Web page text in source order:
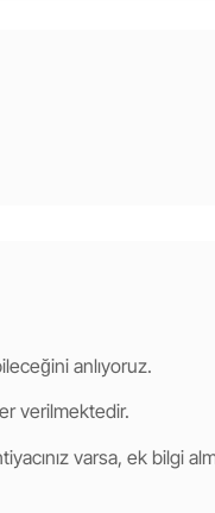
anlıyoruz.
verilmektedir.
varsa, ek bilgi